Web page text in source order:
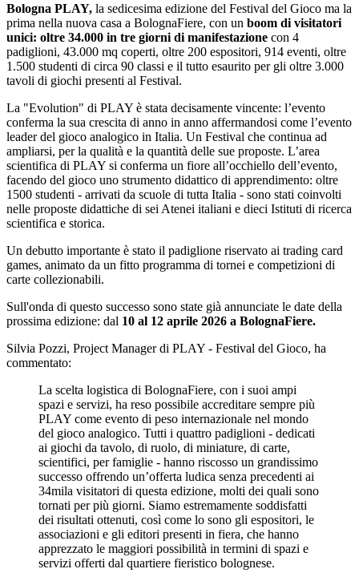
Bologna PLAY, la sedicesima edizione del Festival del Gioco ma la
prima nella nuova casa a BolognaFiere, con un boom di visitatori
unici: oltre 34.000 in tre giorni di manifestazione con 4
padiglioni, 43.000 mq coperti, oltre 200 espositori, 914 eventi, oltre
1.500 studenti di circa 90 classi e il tutto esaurito per gli oltre 3.000
tavoli di giochi presenti al Festival.
La "Evolution" di PLAY è stata decisamente vincente: l’evento
conferma la sua crescita di anno in anno affermandosi come l’evento
leader del gioco analogico in Italia. Un Festival che continua ad
ampliarsi, per la qualità e la quantità delle sue proposte. L’area
scientifica di PLAY si conferma un fiore all’occhiello dell’evento,
facendo del gioco uno strumento didattico di apprendimento: oltre
1500 studenti - arrivati da scuole di tutta Italia - sono stati coinvolti
nelle proposte didattiche di sei Atenei italiani e dieci Istituti di ricerca
scientifica e storica.
Un debutto importante è stato il padiglione riservato ai trading card
games, animato da un fitto programma di tornei e competizioni di
carte collezionabili.
Sull'onda di questo successo sono state già annunciate le date della
prossima edizione: dal 10 al 12 aprile 2026 a BolognaFiere.
Silvia Pozzi, Project Manager di PLAY - Festival del Gioco, ha
commentato:
La scelta logistica di BolognaFiere, con i suoi ampi
spazi e servizi, ha reso possibile accreditare sempre più
PLAY come evento di peso internazionale nel mondo
del gioco analogico. Tutti i quattro padiglioni - dedicati
ai giochi da tavolo, di ruolo, di miniature, di carte,
scientifici, per famiglie - hanno riscosso un grandissimo
successo offrendo un’offerta ludica senza precedenti ai
34mila visitatori di questa edizione, molti dei quali sono
tornati per più giorni. Siamo estremamente soddisfatti
dei risultati ottenuti, così come lo sono gli espositori, le
associazioni e gli editori presenti in fiera, che hanno
apprezzato le maggiori possibilità in termini di spazi e
servizi offerti dal quartiere fieristico bolognese.